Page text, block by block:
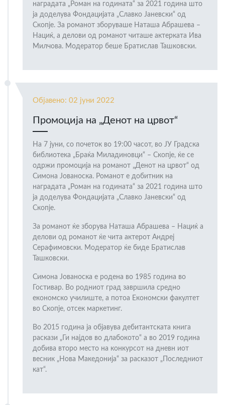
наградата „Роман на годината“ за 2021 година што
ја доделува Фондацијата „Славко Јаневски“ од
Скопје. За романот зборуваше Наташа Абрашева –
Нациќ, а делови од романот читаше актерката Ива
Милчова. Модератор беше Братислав Ташковски.
Објавено: 02 јуни 2022
Промоција на „Денот на црвот“
На 7 јуни, со почеток во 19:00 часот, во ЈУ Градска
библиотека „Браќа Миладиновци“ – Скопје, ќе се
одржи промоција на романот „Денот на црвот“ од
Симона Јованоска. Романот е добитник на
наградата „Роман на годината“ за 2021 година што
ја доделува Фондацијата „Славко Јаневски“ од
Скопје.
За романот ќе зборува Наташа Абрашева – Нациќ а
делови од романот ќе чита актерот Андреј
Серафимовски. Модератор ќе биде Братислав
Ташковски.
Симона Јованоска е родена во 1985 година во
Гостивар. Во родниот град завршила средно
економско училиште, а потоа Економски факултет
во Скопје, отсек маркетинг.
Во 2015 година ја објавува дебитантската книга
раскази „Ги најдов во длабокото“ а во 2019 година
добива второ место на конкурсот на дневн иот
весник „Нова Македонија“ за расказот „Последниот
кат“.